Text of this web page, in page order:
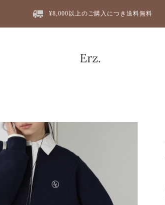
¥8,000以上のご購入につき送料無料